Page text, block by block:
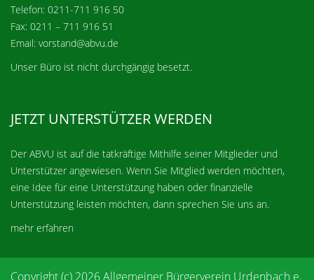
Telefon: 0211-711 916 50
Fax: 0211 – 711 916 51
Email: vorstand@abvu.de
Unser Büro ist nicht durchgängig besetzt.
JETZT UNTERSTÜTZER WERDEN
Der ABVU ist auf die tatkräftige Mithilfe seiner Mitglieder und
Unterstützer angewiesen. Wenn Sie Mitglied werden möchten,
eine Idee für eine Unterstützung haben oder finanzielle
Unterstützung leisten möchten, dann sprechen Sie uns an.
mehr erfahren
Copyright (c) 2026 Allgemeiner Bürgerverein Urdenbach e.